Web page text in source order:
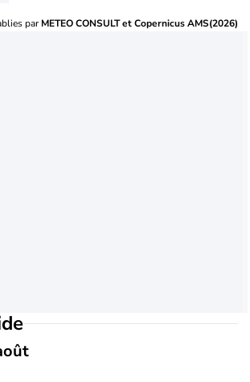
parMETEO CONSULT et Copernicus AMS(2026)